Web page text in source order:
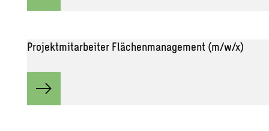
Projektmitarbeiter Flächenmanagement (m/w/x)